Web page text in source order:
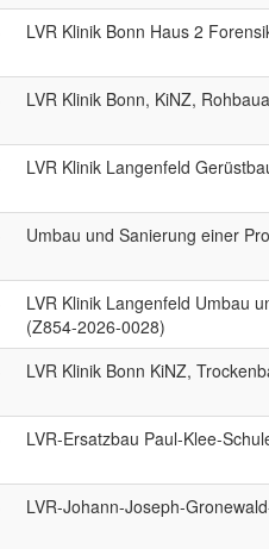
LVR Klinik Bonn Haus 2
LVR Klinik Bonn, KiNZ,
LVR Klinik Langenfeld
Umbau und Sanierung einer
LVR Klinik Langenfeld Umbau
(Z854-2026-0028)
LVR Klinik Bonn KiNZ,
LVR-Ersatzbau Paul-Klee-
LVR-Johann-Joseph-